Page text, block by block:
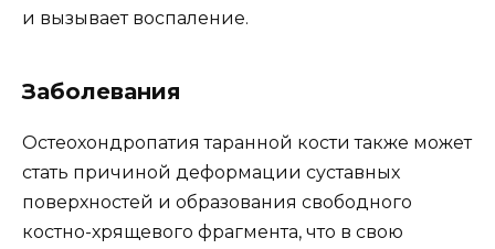
и вызывает воспаление.
Заболевания
Остеохондропатия таранной кости также может
стать причиной деформации суставных
поверхностей и образования свободного
костно-хрящевого фрагмента, что в свою